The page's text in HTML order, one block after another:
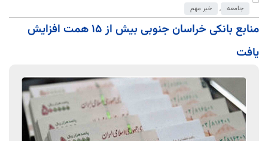
جامعه , خبر مهم
منابع بانکی خراسان‌ جنوبی بیش از ۱۵ همت افزایش
یافت